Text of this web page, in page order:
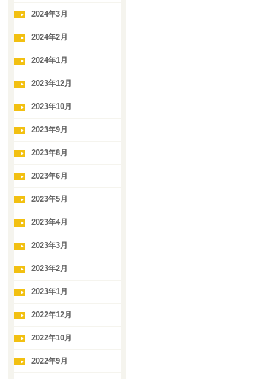
2024年3月
2024年2月
2024年1月
2023年12月
2023年10月
2023年9月
2023年8月
2023年6月
2023年5月
2023年4月
2023年3月
2023年2月
2023年1月
2022年12月
2022年10月
2022年9月